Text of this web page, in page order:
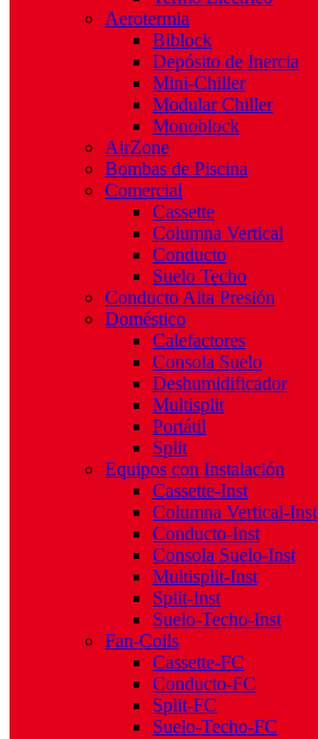
Aerotermia
Biblock
Depósito de Inercia
Mini-Chiller
Modular Chiller
Monoblock
AirZone
Bombas de Piscina
Comercial
Cassette
Columna Vertical
Conducto
Suelo Techo
Conducto Alta Presión
Doméstico
Calefactores
Consola Suelo
Deshumidificador
Multisplit
Portátil
Split
Equipos con Instalación
Cassette-Inst
Columna Vertical-Inst
Conducto-Inst
Consola Suelo-Inst
Multisplit-Inst
Split-Inst
Suelo-Techo-Inst
Fan-Coils
Cassette-FC
Conducto-FC
Split-FC
Suelo-Techo-FC